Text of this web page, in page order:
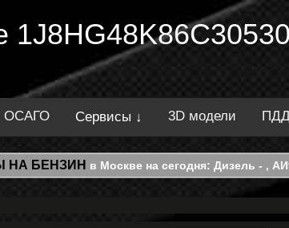
ОСАГО Сервисы ↓ 3D модели
НА БЕНЗИН в Москве на сегодня: Дизель - ,